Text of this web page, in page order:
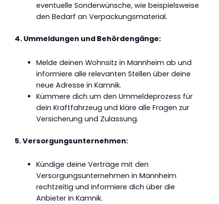
eventuelle Sonderwünsche, wie beispielsweise
den Bedarf an Verpackungsmaterial.
4. Ummeldungen und Behördengänge:
Melde deinen Wohnsitz in Mannheim ab und
informiere alle relevanten Stellen über deine
neue Adresse in Kamnik.
Kümmere dich um den Ummeldeprozess für
dein Kraftfahrzeug und kläre alle Fragen zur
Versicherung und Zulassung.
5. Versorgungsunternehmen:
Kündige deine Verträge mit den
Versorgungsunternehmen in Mannheim
rechtzeitig und informiere dich über die
Anbieter in Kamnik.